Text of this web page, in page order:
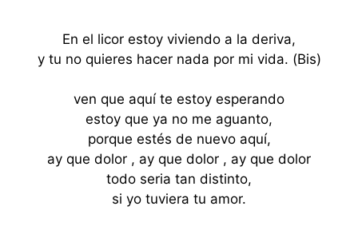
En el licor estoy viviendo a la deriva,
y tu no quieres hacer nada por mi vida. (Bis)
ven que aquí te estoy esperando
estoy que ya no me aguanto,
porque estés de nuevo aquí,
ay que dolor , ay que dolor , ay que dolor
todo seria tan distinto,
si yo tuviera tu amor.